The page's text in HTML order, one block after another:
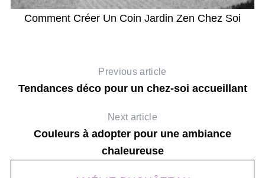
Comment Créer Un Coin Jardin Zen Chez Soi
Previous article
Tendances déco pour un chez-soi accueillant
Next article
Couleurs à adopter pour une ambiance
chaleureuse